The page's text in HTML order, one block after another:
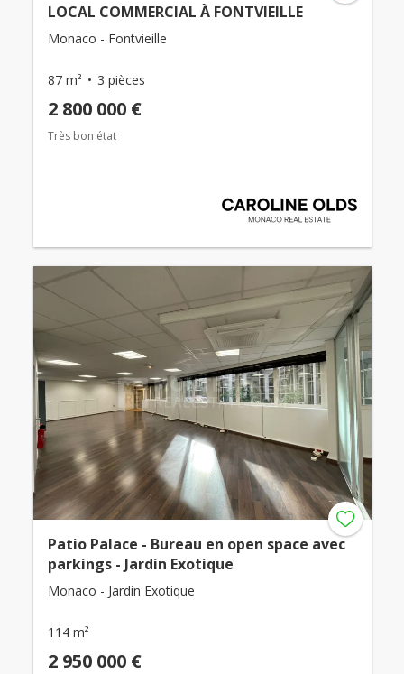
LOCAL COMMERCIAL À FONTVIEILLE
Monaco - Fontvieille
87 m² 3 pièces
2 800 000 €
Très bon état
Patio Palace - Bureau en open space avec
parkings - Jardin Exotique
Monaco - Jardin Exotique
114 m²
2 950 000 €